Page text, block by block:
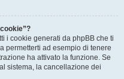
i cookie generati da phpBB che ti
permetterti ad esempio di tenere
ha attivato la funzione. Se
sistema, la cancellazione dei